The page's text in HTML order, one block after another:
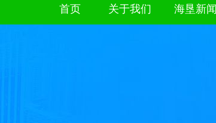
首页 关于我们 海垦新闻